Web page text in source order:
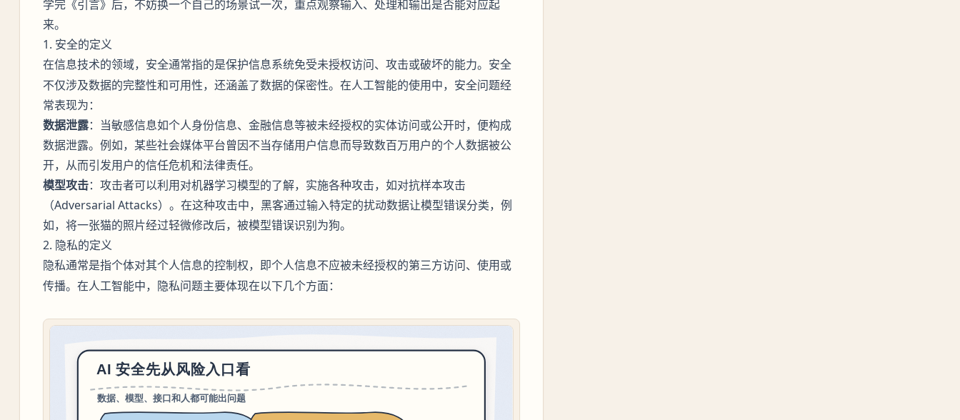
学完《引言》后，不妨换一个自己的场景试一次，重点观察输入、处理和输出是否能对应起
来。
1. 安全的定义
在信息技术的领域， 安全通常指的是保护信息系统免受未授权访问、攻击或破坏的能力。安全
不仅涉及数据的完整性和可用性，还涵盖了数据的保密性。在人工智能的使用中，安全问题经
常表现为：
数据泄露：当敏感信息如个人身份信息、金融信息等被未经授权的实体访问或公开时，便构成
数据泄露。例如，某些社会媒体平台曾因不当存储用户信息而导致数百万用户的个人数据被公
开，从而引发用户的信任危机和法律责任。
模型攻击：攻击者可以利用对机器学习模型的了解，实施各种攻击，如对抗样本攻击
（Adversarial Attacks）。在这种攻击中，黑客通过输入特定的扰动数据让模型错误分类，例
如，将一张猫的照片经过轻微修改后，被模型错误识别为狗。
2. 隐私的定义
隐私通常是指个体对其个人信息的控制权，即个人信息不应被未经授权的第三方访问、使用或
传播。在人工智能中，隐私问题主要体现在以下几个方面：